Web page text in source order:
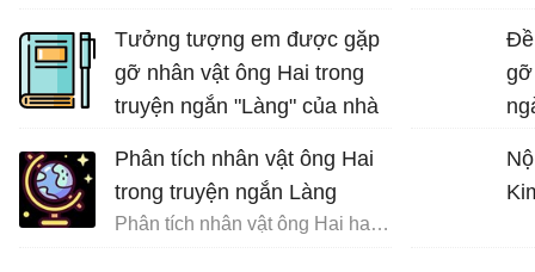
Tưởng tượng em được gặp
gỡ nhân vật ông Hai trong
truyện ngắn "Làng" của nhà
cùng ông về những ngày
tháng đi tản cư
Phân tích nhân vật ông Hai
trong truyện ngắn Làng
Phân tích nhân vật ông Hai hay nhất
Đề
gỡ